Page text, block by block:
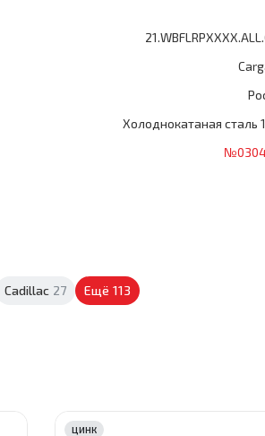
Холоднокатаная сталь
Cadillac 27 Ещё 113
ЦИНК